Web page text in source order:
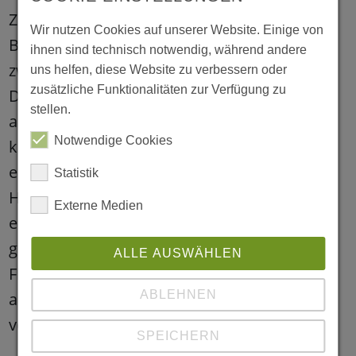
Ziel der kleinen Reise war „Batmans
Briefkasten“ mitten im hohen Schnee
zwischen weiß verzauberten Nadelbäumen.
Den fanden sie schließlich schon etwas
abgekämpft mitten im Wald. Alle waren vom
kleinen Nest für Fledermäuse in der Form
eines Briefkastens, sehr begeistert. In der
Hoffnung, eine Fledermaus ganz hautnah zu
erleben, wurde der Briefkasten behutsam
geöffnet. Die Enttäuschung, dass sich keine
Fledermaus darin befand, war bei der
anschließenden Schnellballschlacht schnell
vergessen.
Wir nutzen Cookies auf unserer Website. Einige von
ihnen sind technisch notwendig, während andere
uns helfen, diese Website zu verbessern oder
zusätzliche Funktionalitäten zur Verfügung zu
stellen.
Notwendige Cookies
Statistik
Externe Medien
ALLE AUSWÄHLEN
ABLEHNEN
SPEICHERN